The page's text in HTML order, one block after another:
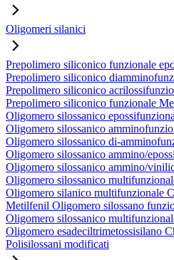
Oligomeri silanici
Prepolimero siliconico funzionale
Prepolimero siliconico
Prepolimero siliconico
Prepolimero siliconico funzionale
Oligomero silossanico
Oligomero silossanico
Oligomero silossanico di-
Oligomero silossanico ammino/
Oligomero silossanico ammino/
Oligomero silossanico
Oligomero silanico multifunzionale
Metilfenil Oligomero silossano
Oligomero silossanico
Oligomero esadeciltrimetossisilano
Polisilossani modificati